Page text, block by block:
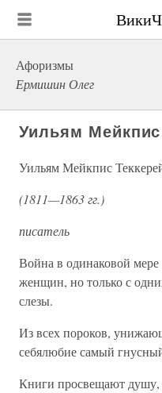
Афоризмы
Ермишин Олег
Уильям Мейкпис
Уильям Мейкпис
(1811—1863 гг.)
писатель
Война в одинаковой
женщин, но только с
слезы.
Из всех пороков,
себялюбие самый
Книги просвещают